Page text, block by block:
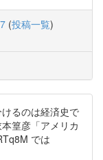
(投稿一覧)
るのは経済史で
篁彦「アメリカ
では